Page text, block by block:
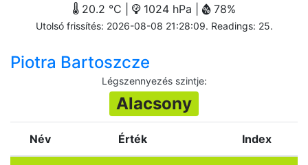
20.2 °C | 1024 hPa | 78%
Utolsó frissítés: 2026-08-08 21:28:09. Readings: 25.
Piotra Bartoszcze
Légszennyezés szintje:
Alacsony
Név Érték Index